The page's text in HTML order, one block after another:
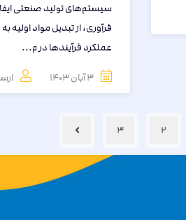
سیستم‌های تولید صنعتی
فرآوری، از تبدیل مواد اولیه
عملکرد فرآیندها در م...
2
3